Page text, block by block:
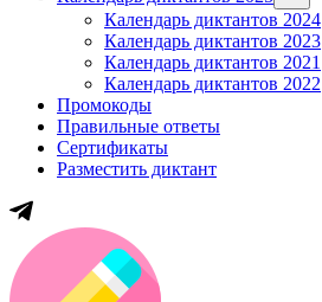
Календарь диктантов 2024
Календарь диктантов 2023
Календарь диктантов 2021
Календарь диктантов 2022
Промокоды
Правильные ответы
Сертификаты
Разместить диктант